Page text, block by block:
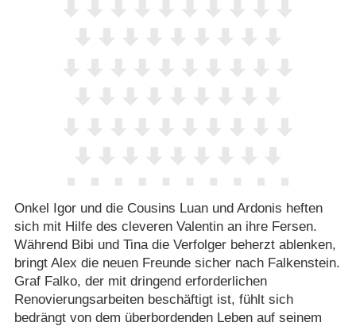
Onkel Igor und die Cousins Luan und Ardonis heften
sich mit Hilfe des cleveren Valentin an ihre Fersen.
Während Bibi und Tina die Verfolger beherzt ablenken,
bringt Alex die neuen Freunde sicher nach Falkenstein.
Graf Falko, der mit dringend erforderlichen
Renovierungsarbeiten beschäftigt ist, fühlt sich
bedrängt von dem überbordenden Leben auf seinem